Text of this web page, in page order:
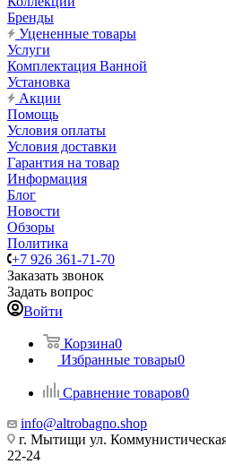
Бренды
Уцененные товары
Услуги
Комплектация Ванной
Установка
Акции
Помощь
Условия оплаты
Условия доставки
Гарантия на товар
Информация
Блог
Новости
Обзоры
Политика
+7 926 361-71-70
Заказать звонок
Задать вопрос
Войти
Корзина0
Избранные товары0
Сравнение товаров0
info@altrobagno.shop
г. Мытищи ул.
22-24